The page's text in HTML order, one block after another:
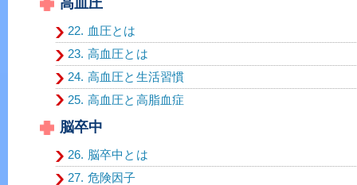
高血圧
22. 血圧とは
23. 高血圧とは
24. 高血圧と生活習慣
25. 高血圧と高脂血症
脳卒中
26. 脳卒中とは
27. 危険因子